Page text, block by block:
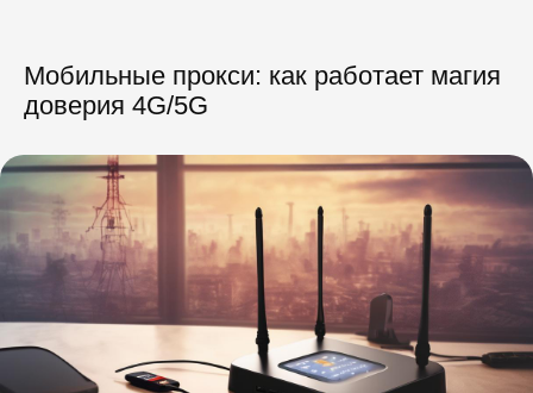
Мобильные прокси: как работает магия
доверия 4G/5G